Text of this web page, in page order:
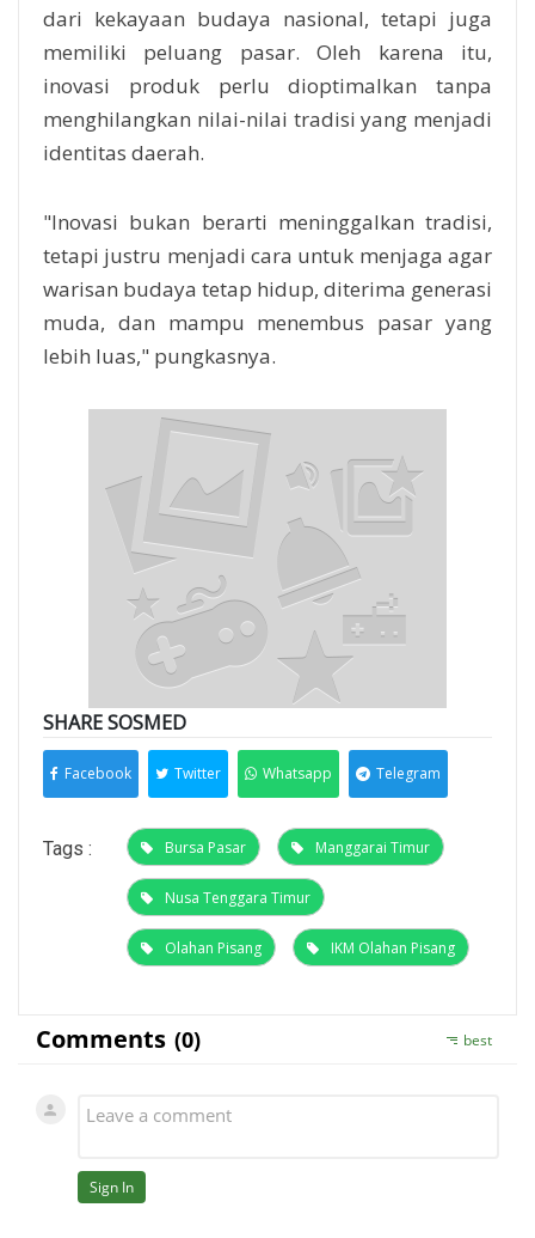
dari kekayaan budaya nasional, tetapi juga
memiliki peluang pasar. Oleh karena itu,
inovasi produk perlu dioptimalkan tanpa
menghilangkan nilai-nilai tradisi yang menjadi
identitas daerah.
"Inovasi bukan berarti meninggalkan tradisi,
tetapi justru menjadi cara untuk menjaga agar
warisan budaya tetap hidup, diterima generasi
muda, dan mampu menembus pasar yang
lebih luas," pungkasnya.
SHARE SOSMED
Facebook Twitter Whatsapp Telegram
Tags : Bursa Pasar Manggarai Timur
Nusa Tenggara Timur
Olahan Pisang IKM Olahan Pisang